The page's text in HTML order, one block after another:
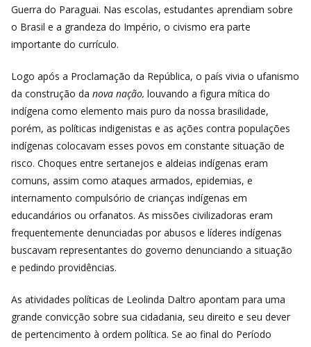
Guerra do Paraguai. Nas escolas, estudantes aprendiam sobre
o Brasil e a grandeza do Império, o civismo era parte
importante do currículo.
Logo após a Proclamação da República, o país vivia o ufanismo
da construção da nova nação, louvando a figura mítica do
indígena como elemento mais puro da nossa brasilidade,
porém, as políticas indigenistas e as ações contra populações
indígenas colocavam esses povos em constante situação de
risco. Choques entre sertanejos e aldeias indígenas eram
comuns, assim como ataques armados, epidemias, e
internamento compulsório de crianças indígenas em
educandários ou orfanatos. As missões civilizadoras eram
frequentemente denunciadas por abusos e líderes indígenas
buscavam representantes do governo denunciando a situação
e pedindo providências.
As atividades políticas de Leolinda Daltro apontam para uma
grande convicção sobre sua cidadania, seu direito e seu dever
de pertencimento à ordem política. Se ao final do Período